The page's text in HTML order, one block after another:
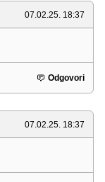
07.02.25. 18:37
Odgovori
07.02.25. 18:37